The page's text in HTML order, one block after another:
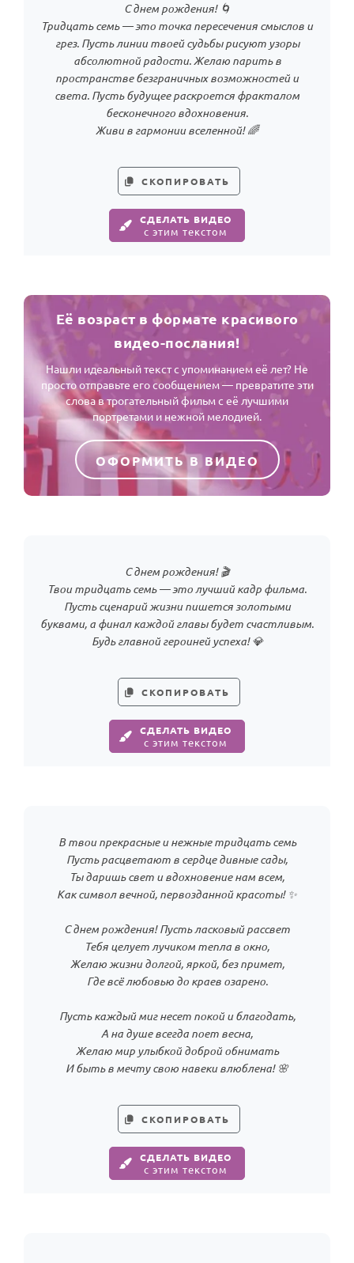
С днем рождения! 🌀
Тридцать семь — это точка пересечения смыслов и
грез. Пусть линии твоей судьбы рисуют узоры
абсолютной радости. Желаю парить в
пространстве безграничных возможностей и
света. Пусть будущее раскроется фракталом
бесконечного вдохновения.
Живи в гармонии вселенной! 🌈
СКОПИРОВАТЬ
СДЕЛАТЬ ВИДЕО
с этим текстом
Её возраст в формате красивого
видео-послания!
Нашли идеальный текст с упоминанием её лет? Не
просто отправьте его сообщением — превратите эти
слова в трогательный фильм с её лучшими
портретами и нежной мелодией.
ОФОРМИТЬ В ВИДЕО
С днем рождения! 🎬
Твои тридцать семь — это лучший кадр фильма.
Пусть сценарий жизни пишется золотыми
буквами, а финал каждой главы будет счастливым.
Будь главной героиней успеха! 💎
СКОПИРОВАТЬ
СДЕЛАТЬ ВИДЕО
с этим текстом
В твои прекрасные и нежные тридцать семь
Пусть расцветают в сердце дивные сады,
Ты даришь свет и вдохновение нам всем,
Как символ вечной, первозданной красоты! ✨
С днем рождения! Пусть ласковый рассвет
Тебя целует лучиком тепла в окно,
Желаю жизни долгой, яркой, без примет,
Где всё любовью до краев озарено.
Пусть каждый миг несет покой и благодать,
А на душе всегда поет весна,
Желаю мир улыбкой доброй обнимать
И быть в мечту свою навеки влюблена! 🌸
СКОПИРОВАТЬ
СДЕЛАТЬ ВИДЕО
с этим текстом